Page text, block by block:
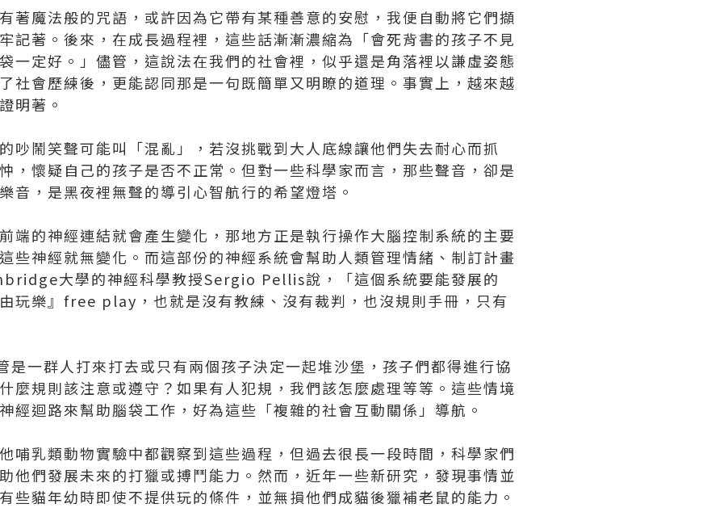
著魔法般的咒語，或許因為它帶有某種善意的安慰，我便自動將它們擷
記著。後來，在成長過程裡，這些話漸漸濃縮為「會死背書的孩子不見
一定好。」儘管，這說法在我們的社會裡，似乎還是角落裡以謙虛姿態
社會歷練後，更能認同那是一句既簡單又明瞭的道理。事實上，越來越
明著。
吵鬧笑聲可能叫「混亂」，若沒挑戰到大人底線讓他們失去耐心而抓
，懷疑自己的孩子是否不正常。但對一些科學家而言，那些聲音，卻是
音，是黑夜裡無聲的導引心智航行的希望燈塔。
端的神經連結就會產生變化，那地方正是執行操作大腦控制系統的主要
些神經就無變化。而這部份的神經系統會幫助人類管理情緒、制訂計畫
大學的神經科學教授Sergio Pellis說，「這個系統要能發展的
玩樂』free play，也就是沒有教練、沒有裁判，也沒規則手冊，只有
一群人打來打去或只有兩個孩子決定一起堆沙堡，孩子們都得進行協
麼規則該注意或遵守？如果有人犯規，我們該怎麼處理等等。這些情境
經迴路來幫助腦袋工作，好為這些「複雜的社會互動關係」導航。
哺乳類動物實驗中都觀察到這些過程，但過去很長一段時間，科學家們
他們發展未來的打獵或搏鬥能力。然而，近年一些新研究，發現事情並
些貓年幼時即使不提供玩的條件，並無損他們成貓後獵補老鼠的能力。